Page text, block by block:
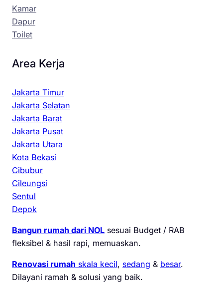
Kamar
Dapur
Toilet
Area Kerja
Jakarta Timur
Jakarta Selatan
Jakarta Barat
Jakarta Pusat
Jakarta Utara
Kota Bekasi
Cibubur
Cileungsi
Sentul
Depok
Bangun rumah dari NOL sesuai Budget / RAB
fleksibel & hasil rapi, memuaskan.
Renovasi rumah skala kecil, sedang & besar.
Dilayani ramah & solusi yang baik.